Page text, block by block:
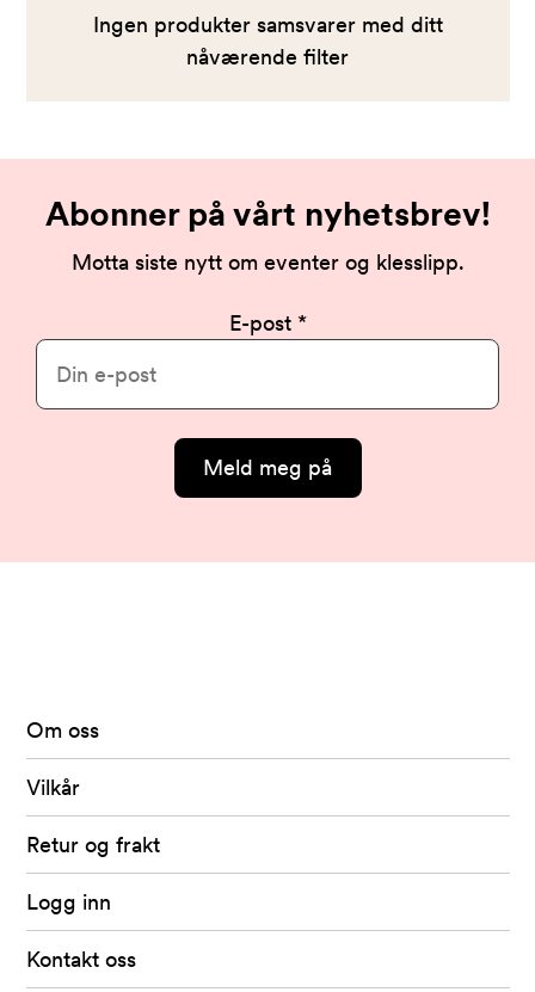
Ingen produkter samsvarer med ditt
nåværende filter
Abonner på vårt nyhetsbrev!
Motta siste nytt om eventer og klesslipp.
E-post
Meld meg på
av
Fretex
Om oss
Vilkår
Retur og frakt
Logg inn
Kontakt oss